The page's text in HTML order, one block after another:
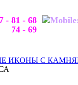
- 81 - 68
74 - 69
ИКОНЫ С